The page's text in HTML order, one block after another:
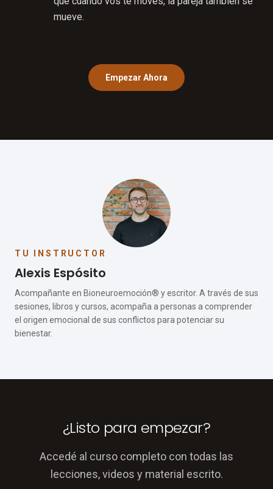
mueve.
Empezar Ahora
TU INSTRUCTOR
Alexis Espósito
Acompañante en Bioneuroemoción® y escritor. A través de sus
sesiones, libros y cursos, acompaña a personas a comprender
el origen emocional de sus conflictos para potenciar su
bienestar.
¿Listo para empezar?
Accedé al curso completo con todas las
lecciones, videos y material escrito.